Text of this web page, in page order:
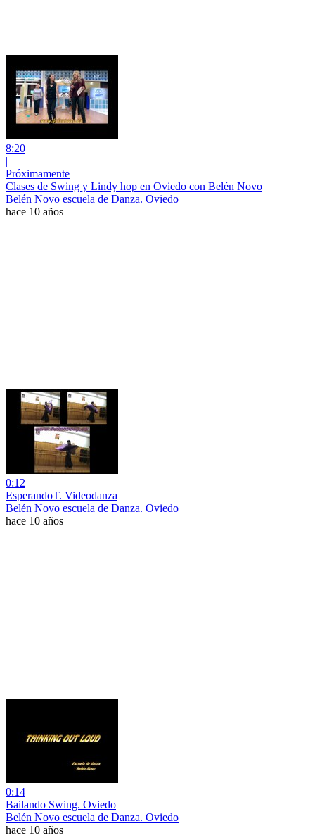
8:20
|
Próximamente
Clases de Swing y Lindy hop en Oviedo con Belén Novo
Belén Novo escuela de Danza. Oviedo
hace 10 años
0:12
EsperandoT. Videodanza
Belén Novo escuela de Danza. Oviedo
hace 10 años
0:14
Bailando Swing. Oviedo
Belén Novo escuela de Danza. Oviedo
hace 10 años